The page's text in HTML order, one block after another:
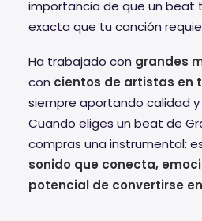
importancia de que un beat
exacta que tu canción
Ha trabajado con grandes
con cientos de artistas en
siempre aportando calidad
Cuando eliges un beat de
compras una instrumental:
sonido que conecta,
potencial de convertirse